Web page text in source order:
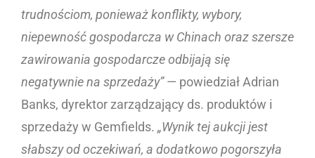
trudnościom, ponieważ konflikty, wybory,
niepewność gospodarcza w Chinach oraz szersze
zawirowania gospodarcze odbijają się
negatywnie na sprzedaży”— powiedział Adrian
Banks, dyrektor zarządzający ds. produktów i
sprzedaży w Gemfields. „Wynik tej aukcji jest
słabszy od oczekiwań, a dodatkowo pogorszyła